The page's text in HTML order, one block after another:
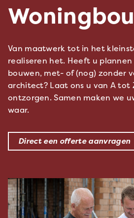
Van maatwerk tot in het
realiseren het. Heeft u
bouwen, met- of (nog) zonder
architect? Laat ons u van A tot
ontzorgen. Samen maken we
waar.
Direct een offerte aanvragen